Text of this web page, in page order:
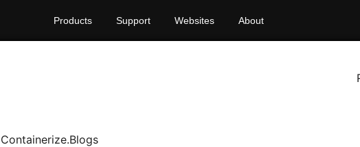
Products Support Websites About
Containerize.Blogs